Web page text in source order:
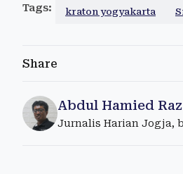
Tags: kraton yogyakarta
Share
Abdul Hamied
Jurnalis Harian Jogja,